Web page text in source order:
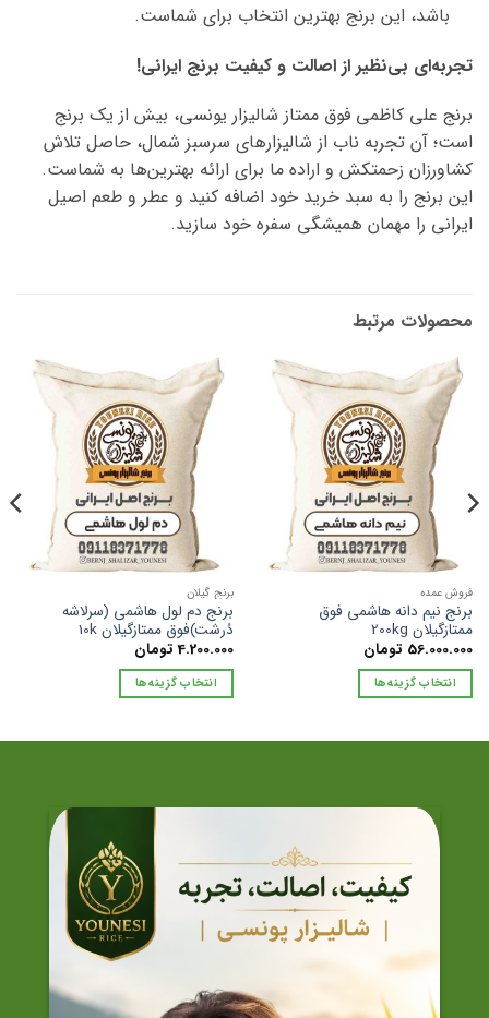
باشد، این برنج بهترین انتخاب برای شماست.
تجربه‌ای بی‌نظیر از اصالت و کیفیت برنج ایرانی!
برنج علی کاظمی فوق ممتاز شالیزار یونسی، بیش از یک برنج
است؛ آن تجربه ناب از شالیزارهای سرسبز شمال، حاصل تلاش
کشاورزان زحمتکش و اراده ما برای ارائه بهترین‌ها به شماست.
این برنج را به سبد خرید خود اضافه کنید و عطر و طعم اصیل
ایرانی را مهمان همیشگی سفره خود سازید.
محصولات مرتبط
فروش عمده
برنج نیم دانه هاشمی فوق
ممتازگیلان 200kg
56.000.000 تومان
انتخاب گزینه‌ها
محصول
برنج گیلان
برنج دم لول هاشمی (سرلاشه
دُرشت)فوق ممتازگیلان 10k
4.200.000 تومان
انتخاب گزینه‌ها
گزینه
ها
ممکن
است
صفحه
محصول